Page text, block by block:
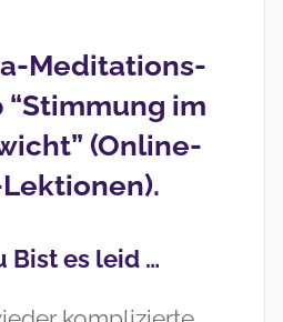
Meditations-
im
(Online-
Bist es leid …